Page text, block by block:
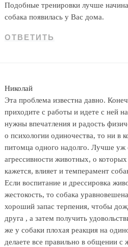
Подобные тренировки лучше
собака появилась у Вас дома.
ОТВЕТИТЬ
Николай
Эта проблема известна давно.
приходите с работы и идете с ней
нужны впечатления и радость
о психологии одиночества, то ни в
питомца одного надолго. Лучше уж
агрессивности животных, о
кажется, влияет и темперамент
Если воспитание и дрессировка
жестокость, то собака
хороший запас терпения, чтобы
друга , а затем получить
же у собаки плохая реакция на
делаете все правильно в общении